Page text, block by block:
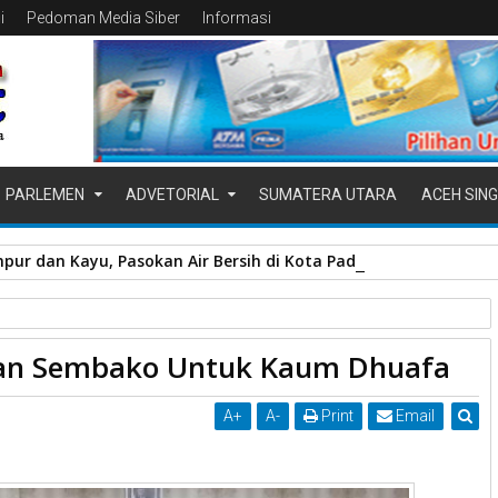
Pedoman Media Siber Informasi
PARLEMEN ADVETORIAL SUMATERA UTARA ACEH
dan Kayu, Pasokan Air Bersih di Kota Padang Terganggu
Pemko Payakumbuh
Sembako Untuk Kaum Dhuafa
A+ A- Print Email